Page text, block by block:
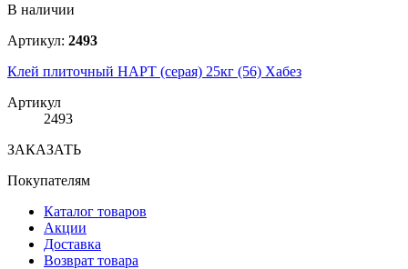
В наличии
Артикул: 2493
Клей плиточный НАРТ (серая) 25кг (56) Хабез
Артикул
2493
ЗАКАЗАТЬ
Покупателям
Каталог товаров
Акции
Доставка
Возврат товара